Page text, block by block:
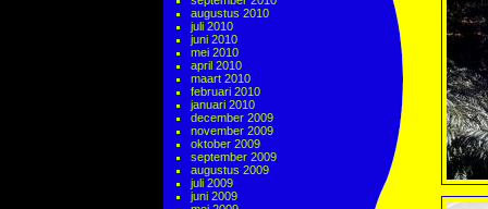
augustus 2010
juli 2010
juni 2010
mei 2010
april 2010
maart 2010
februari 2010
januari 2010
december 2009
november 2009
oktober 2009
september 2009
augustus 2009
juli 2009
juni 2009